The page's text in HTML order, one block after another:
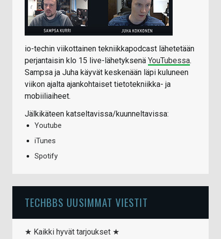
io-techin viikottainen tekniikkapodcast lähetetään
perjantaisin klo 15 live-lähetyksenä YouTubessa.
Sampsa ja Juha käyvät keskenään läpi kuluneen
viikon ajalta ajankohtaiset tietotekniikka- ja
mobiiliaiheet.
Jälkikäteen katseltavissa/kuunneltavissa:
Youtube
iTunes
Spotify
TECHBBS UUSIMMAT VIESTIT
★ Kaikki hyvät tarjoukset ★